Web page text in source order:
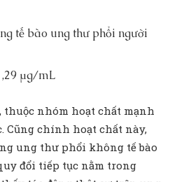
tế bào ung thư phổi người
µg/mL
thuộc nhóm hoạt chất mạnh
Cũng chính hoạt chất này,
ung thư phổi không tế bào
quy đổi tiếp tục nằm trong